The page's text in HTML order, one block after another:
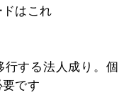
はこれ
行する法人成り。個
です